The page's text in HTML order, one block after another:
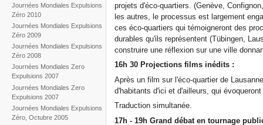
Journées Mondiales Expulsions
Zéro 2010
Journées Mondiales Expulsions
Zéro 2009
Journées Mondiales Expulsions
Zéro 2008
Journées Mondiales Zero
Expulsions 2007
Journées Mondiales Zero
Expulsions 2007
Journées Mondiales Expulsions
Zéro, Octubre 2005
projets d'éco-quartiers. (Genève,
les autres, le processus est largement
ces éco-quartiers qui témoigneront des
durables qu'ils représentent (Tübingen,
construire une réflexion sur une ville
16h 30 Projections films inédits :
Après un film sur l'éco-quartier de
d'habitants d'ici et d'ailleurs, qui
Traduction simultanée.
17h - 19h Grand débat en tournage